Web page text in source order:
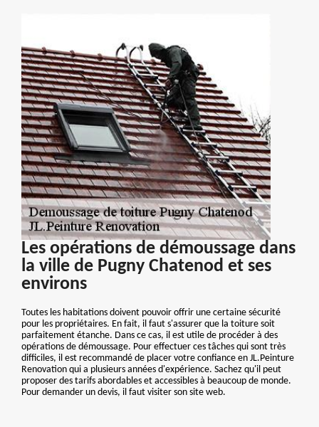
Les opérations de démoussage dans
la ville de Pugny Chatenod et ses
environs
Toutes les habitations doivent pouvoir offrir une certaine sécurité
pour les propriétaires. En fait, il faut s'assurer que la toiture soit
parfaitement étanche. Dans ce cas, il est utile de procéder à des
opérations de démoussage. Pour effectuer ces tâches qui sont très
difficiles, il est recommandé de placer votre confiance en JL.Peinture
Renovation qui a plusieurs années d'expérience. Sachez qu'il peut
proposer des tarifs abordables et accessibles à beaucoup de monde.
Pour demander un devis, il faut visiter son site web.